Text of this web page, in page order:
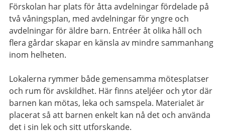
Förskolan har plats för åtta avdelningar fördelade på
två våningsplan, med avdelningar för yngre och
avdelningar för äldre barn. Entréer åt olika håll och
flera gårdar skapar en känsla av mindre sammanhang
inom helheten.
Lokalerna rymmer både gemensamma mötesplatser
och rum för avskildhet. Här finns ateljéer och ytor där
barnen kan mötas, leka och samspela. Materialet är
placerat så att barnen enkelt kan nå det och använda
det i sin lek och sitt utforskande.